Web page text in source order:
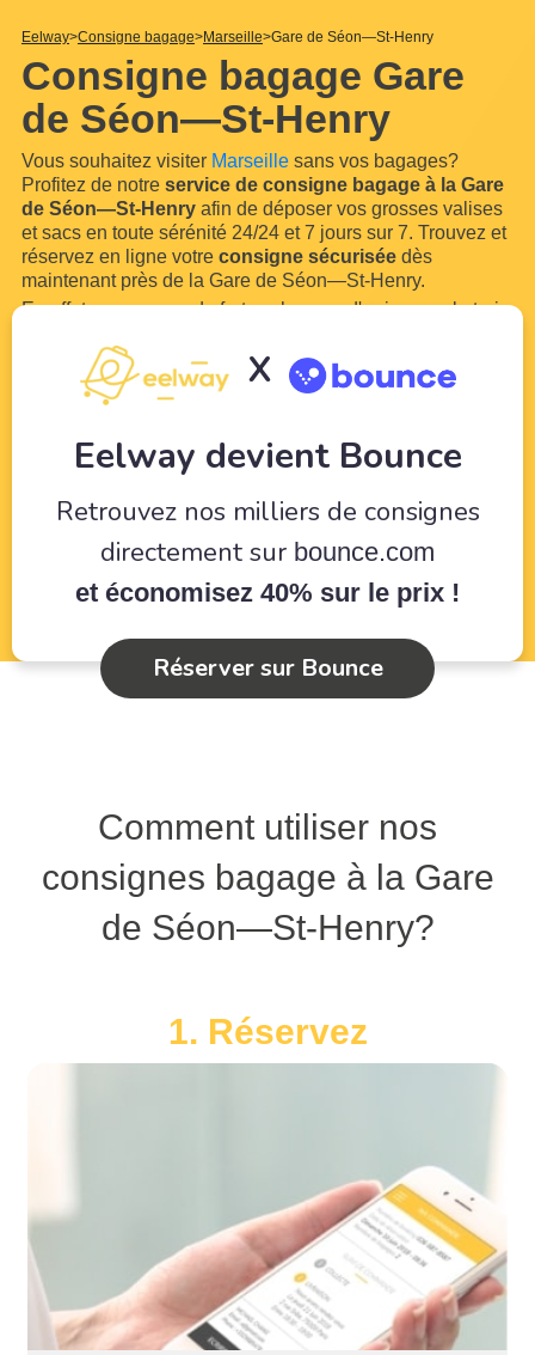
Eelway Consigne bagage Marseille Gare de Séon—St-Henry
Consigne bagage Gare
de Séon—St-Henry
Vous souhaitez visiter Marseille sans vos bagages?
Profitez de notre service de consigne bagage à la Gare
de Séon—St-Henry afin de déposer vos grosses valises
et sacs en toute sérénité 24/24 et 7 jours sur 7. Trouvez et
réservez en ligne votre consigne sécurisée dès
maintenant près de la Gare de Séon—St-Henry.
En effet, vous aurez de fortes chances d'arriver par le train
réseau de commerçants et hôteliers locaux à proximité de
la Gare de Séon—St-...Lire plus
X
Eelway devient Bounce
Retrouvez nos milliers de consignes
directement sur bounce.com
et économisez 40% sur le prix !
Réserver sur Bounce
Comment utiliser nos
consignes bagage à la Gare
de Séon—St-Henry?
1. Réservez